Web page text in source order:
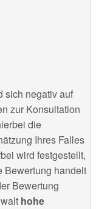
sich negativ auf
zur Konsultation
die
Ihres Falles
wird festgestellt,
Bewertung handelt
Bewertung
hohe